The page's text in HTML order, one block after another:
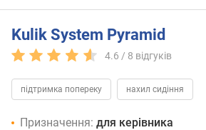
Kulik System Pyramid
4.6 / 8 відгуків
підтримка попереку нахил сидіння
Призначення: для керівника